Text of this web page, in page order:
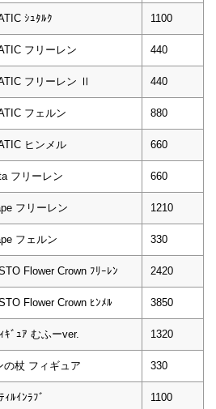
ｼｭﾀﾙｸ 1100
フリーレン 440
フリーレン Ⅱ 440
フェルン 880
ヒンメル 660
フリーレン 660
フリーレン 1210
フェルン 330
Flower Crown ﾌﾘｰﾚﾝ 2420
Flower Crown ﾋﾝﾒﾙ 3850
ﾞｭｱ むふーver. 1320
の杖 フィギュア 330
ﾙｲﾝﾗﾌﾞ 1100